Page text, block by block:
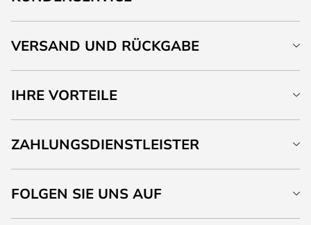
VERSAND UND RÜCKGABE
IHRE VORTEILE
ZAHLUNGSDIENSTLEISTER
FOLGEN SIE UNS AUF